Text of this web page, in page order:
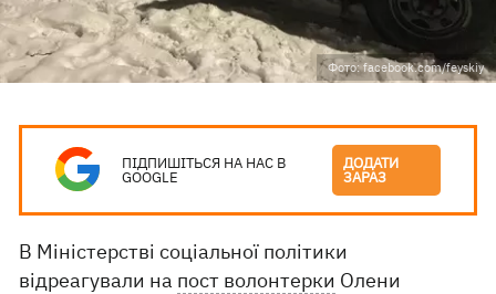
Фото: facebook.com/feyskiy
ПІДПИШІТЬСЯ НА НАС В
GOOGLE
ДОДАТИ
ЗАРАЗ
В Міністерстві соціальної політики
відреагували на пост волонтерки Олени